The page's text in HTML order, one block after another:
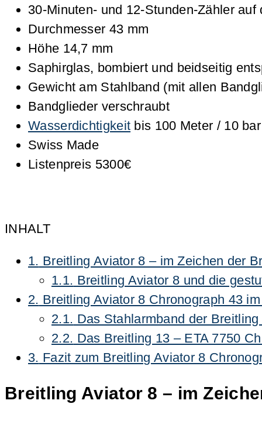
30-Minuten- und 12-Stunden-Zähler
Durchmesser 43 mm
Höhe 14,7 mm
Saphirglas, bombiert und beidseitig
Gewicht am Stahlband (mit allen
Bandglieder verschraubt
Wasserdichtigkeit bis 100 Meter / 10
Swiss Made
Listenpreis 5300€
INHALT
1. Breitling Aviator 8 – im Zeichen der
1.1. Breitling Aviator 8 und die
2. Breitling Aviator 8 Chronograph 43
2.1. Das Stahlarmband der
2.2. Das Breitling 13 – ETA 7750
3. Fazit zum Breitling Aviator 8
Breitling Aviator 8 – im